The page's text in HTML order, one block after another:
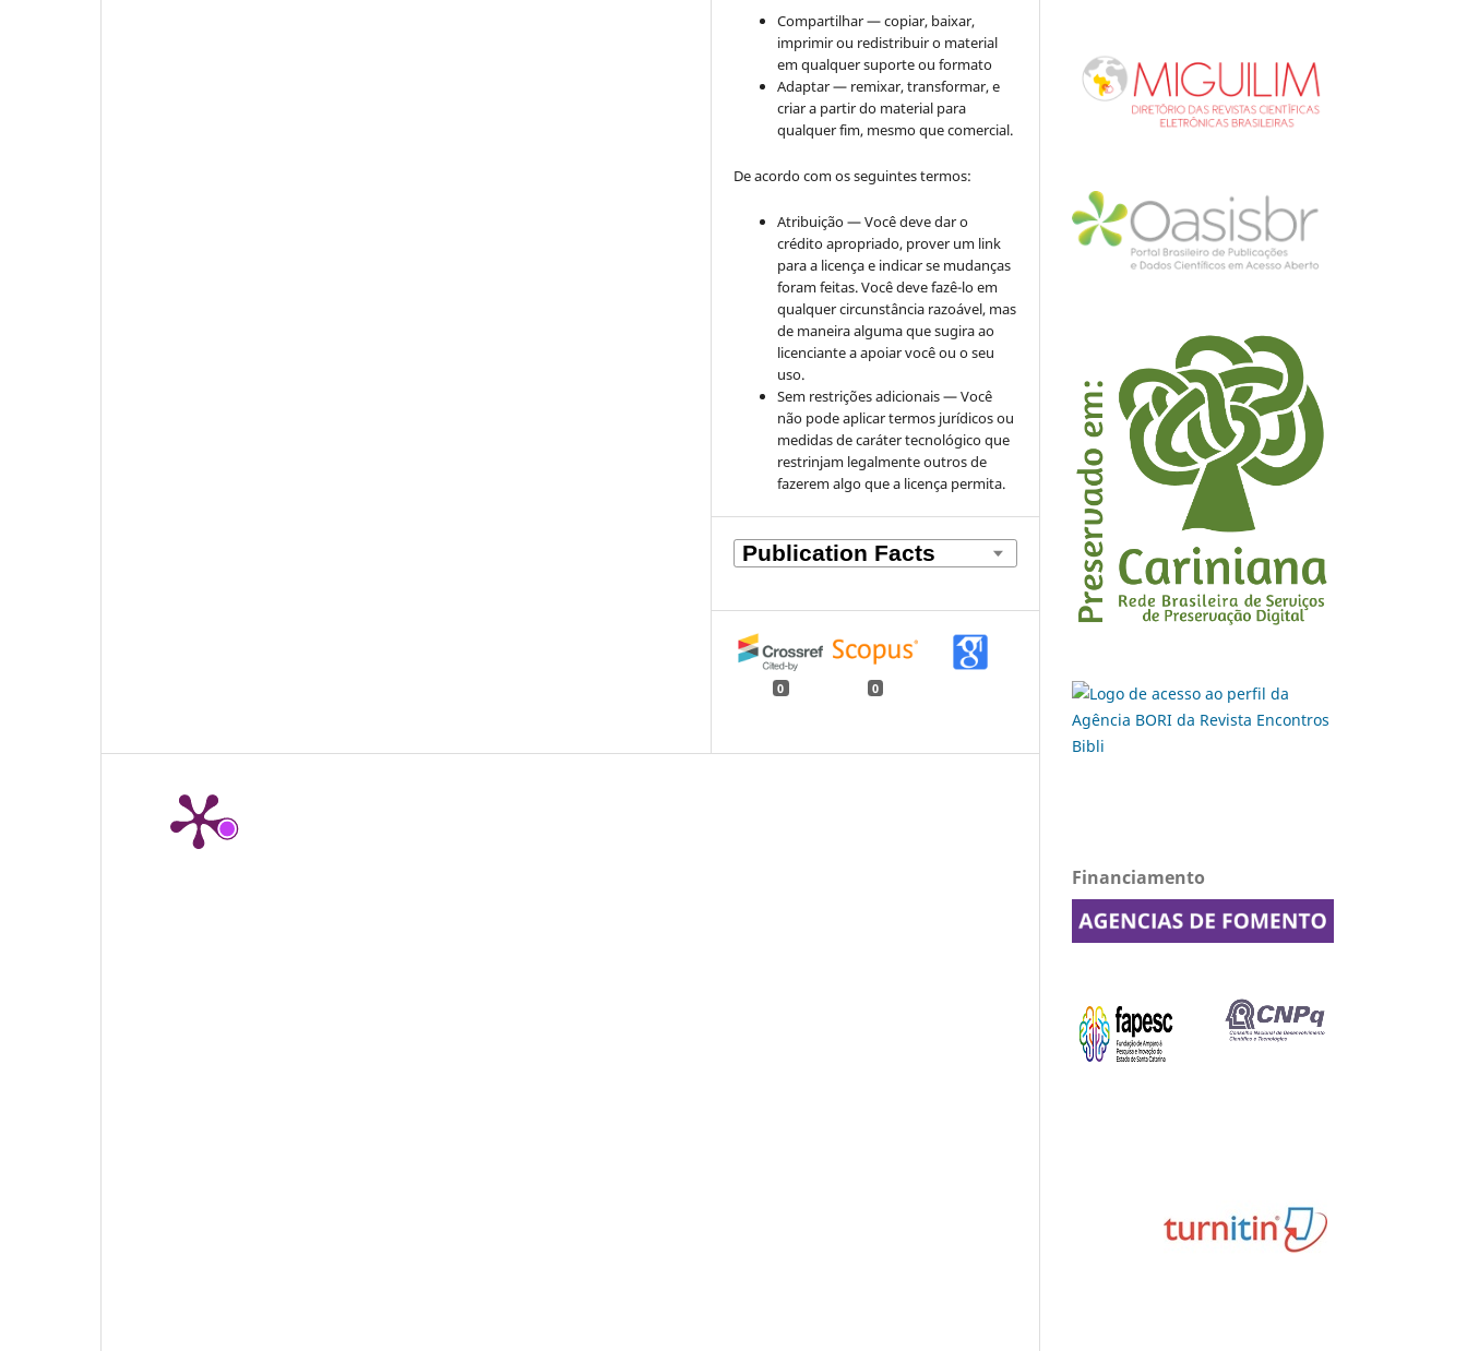
Compartilhar — copiar, baixar,
imprimir ou redistribuir o material
em qualquer suporte ou formato
Adaptar — remixar, transformar, e
criar a partir do material para
qualquer fim, mesmo que comercial.
De acordo com os seguintes termos:
Atribuição — Você deve dar o
crédito apropriado, prover um link
para a licença e indicar se mudanças
foram feitas. Você deve fazê-lo em
qualquer circunstância razoável, mas
de maneira alguma que sugira ao
licenciante a apoiar você ou o seu
uso.
Sem restrições adicionais — Você
não pode aplicar termos jurídicos ou
medidas de caráter tecnológico que
restrinjam legalmente outros de
fazerem algo que a licença permita.
0 0
Financiamento